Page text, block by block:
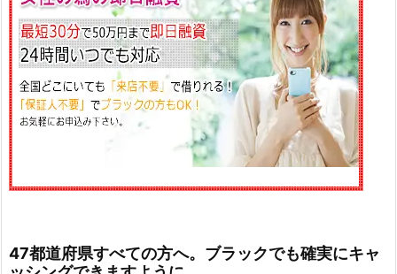
47都道府県すべての方へ。ブラックでも確実にキャ